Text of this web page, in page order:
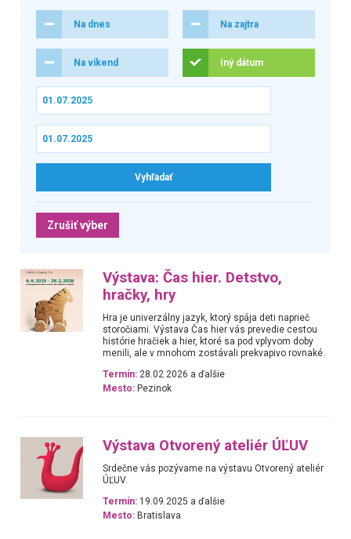
Na dnes Na zajtra
Na víkend Iný dátum
Zrušiť výber
Výstava: Čas hier. Detstvo,
hračky, hry
Hra je univerzálny jazyk, ktorý spája deti naprieč
storočiami. Výstava Čas hier vás prevedie cestou
histórie hračiek a hier, ktoré sa pod vplyvom doby
menili, ale v mnohom zostávali prekvapivo rovnaké.
Termín: 28.02.2026 a ďalšie
Mesto: Pezinok
Výstava Otvorený ateliér ÚĽUV
Srdečne vás pozývame na výstavu Otvorený ateliér
ÚĽUV.
Termín: 19.09.2025 a ďalšie
Mesto: Bratislava